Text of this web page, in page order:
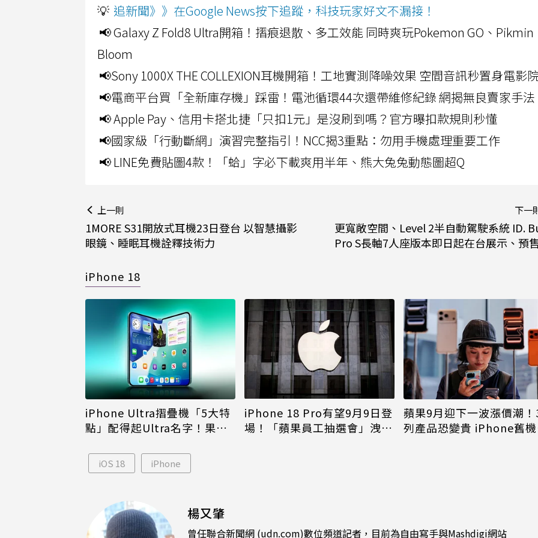
💡 追新聞》》在Google News按下追蹤，科技玩家好文不漏接！
📢 Galaxy Z Fold8 Ultra開箱！摺痕退散、多工效能 同時爽玩Pokemon GO、Pikmin
Bloom
📢Sony 1000X THE COLLEXION耳機開箱！工地實測降噪效果 空間音訊秒置身電影
📢電商平台買「全新庫存機」踩雷！電池循環44次還帶維修紀錄 網揭無良賣家手法
📢 Apple Pay、信用卡搭北捷「只扣1元」是沒刷到嗎？官方曝扣款規則秒懂
📢國家級「行動斷網」演習完整指引！NCC揭3重點：勿用手機處理重要工作
📢 LINE免費貼圖4款！「蛤」字必下載爽用半年、熊大兔兔動態圖超Q
上一則
1MORE S31開放式耳機23日登台 以智慧攝影
眼鏡、睡眠耳機詮釋技術力
下一
更寬敞空間、Level 2半自動駕駛系統 ID.
Pro S長軸7人座版本即日起在台展示、預售
iPhone 18
iPhone Ultra摺疊機「5大特
點」配得起Ultra名字！果粉
iPhone 18 Pro有望9月9日登
場！「蘋果員工抽選會」洩端
蘋果9月迎下一波漲價潮！
列產品恐變貴 iPhone舊機
iOS 18 iPhone
楊又肇
曾任聯合新聞網 (udn.com)數位頻道記者，目前為自由寫手與Mashdigi網站